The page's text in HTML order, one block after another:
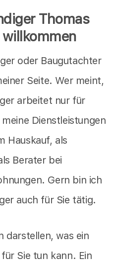
Thomas
oder Baugutachter
Seite. Wer meint,
arbeitet nur für
Dienstleistungen
Hauskauf, als
Berater bei
Gern bin ich
auch für Sie tätig.
darstellen, was ein
Sie tun kann. Ein